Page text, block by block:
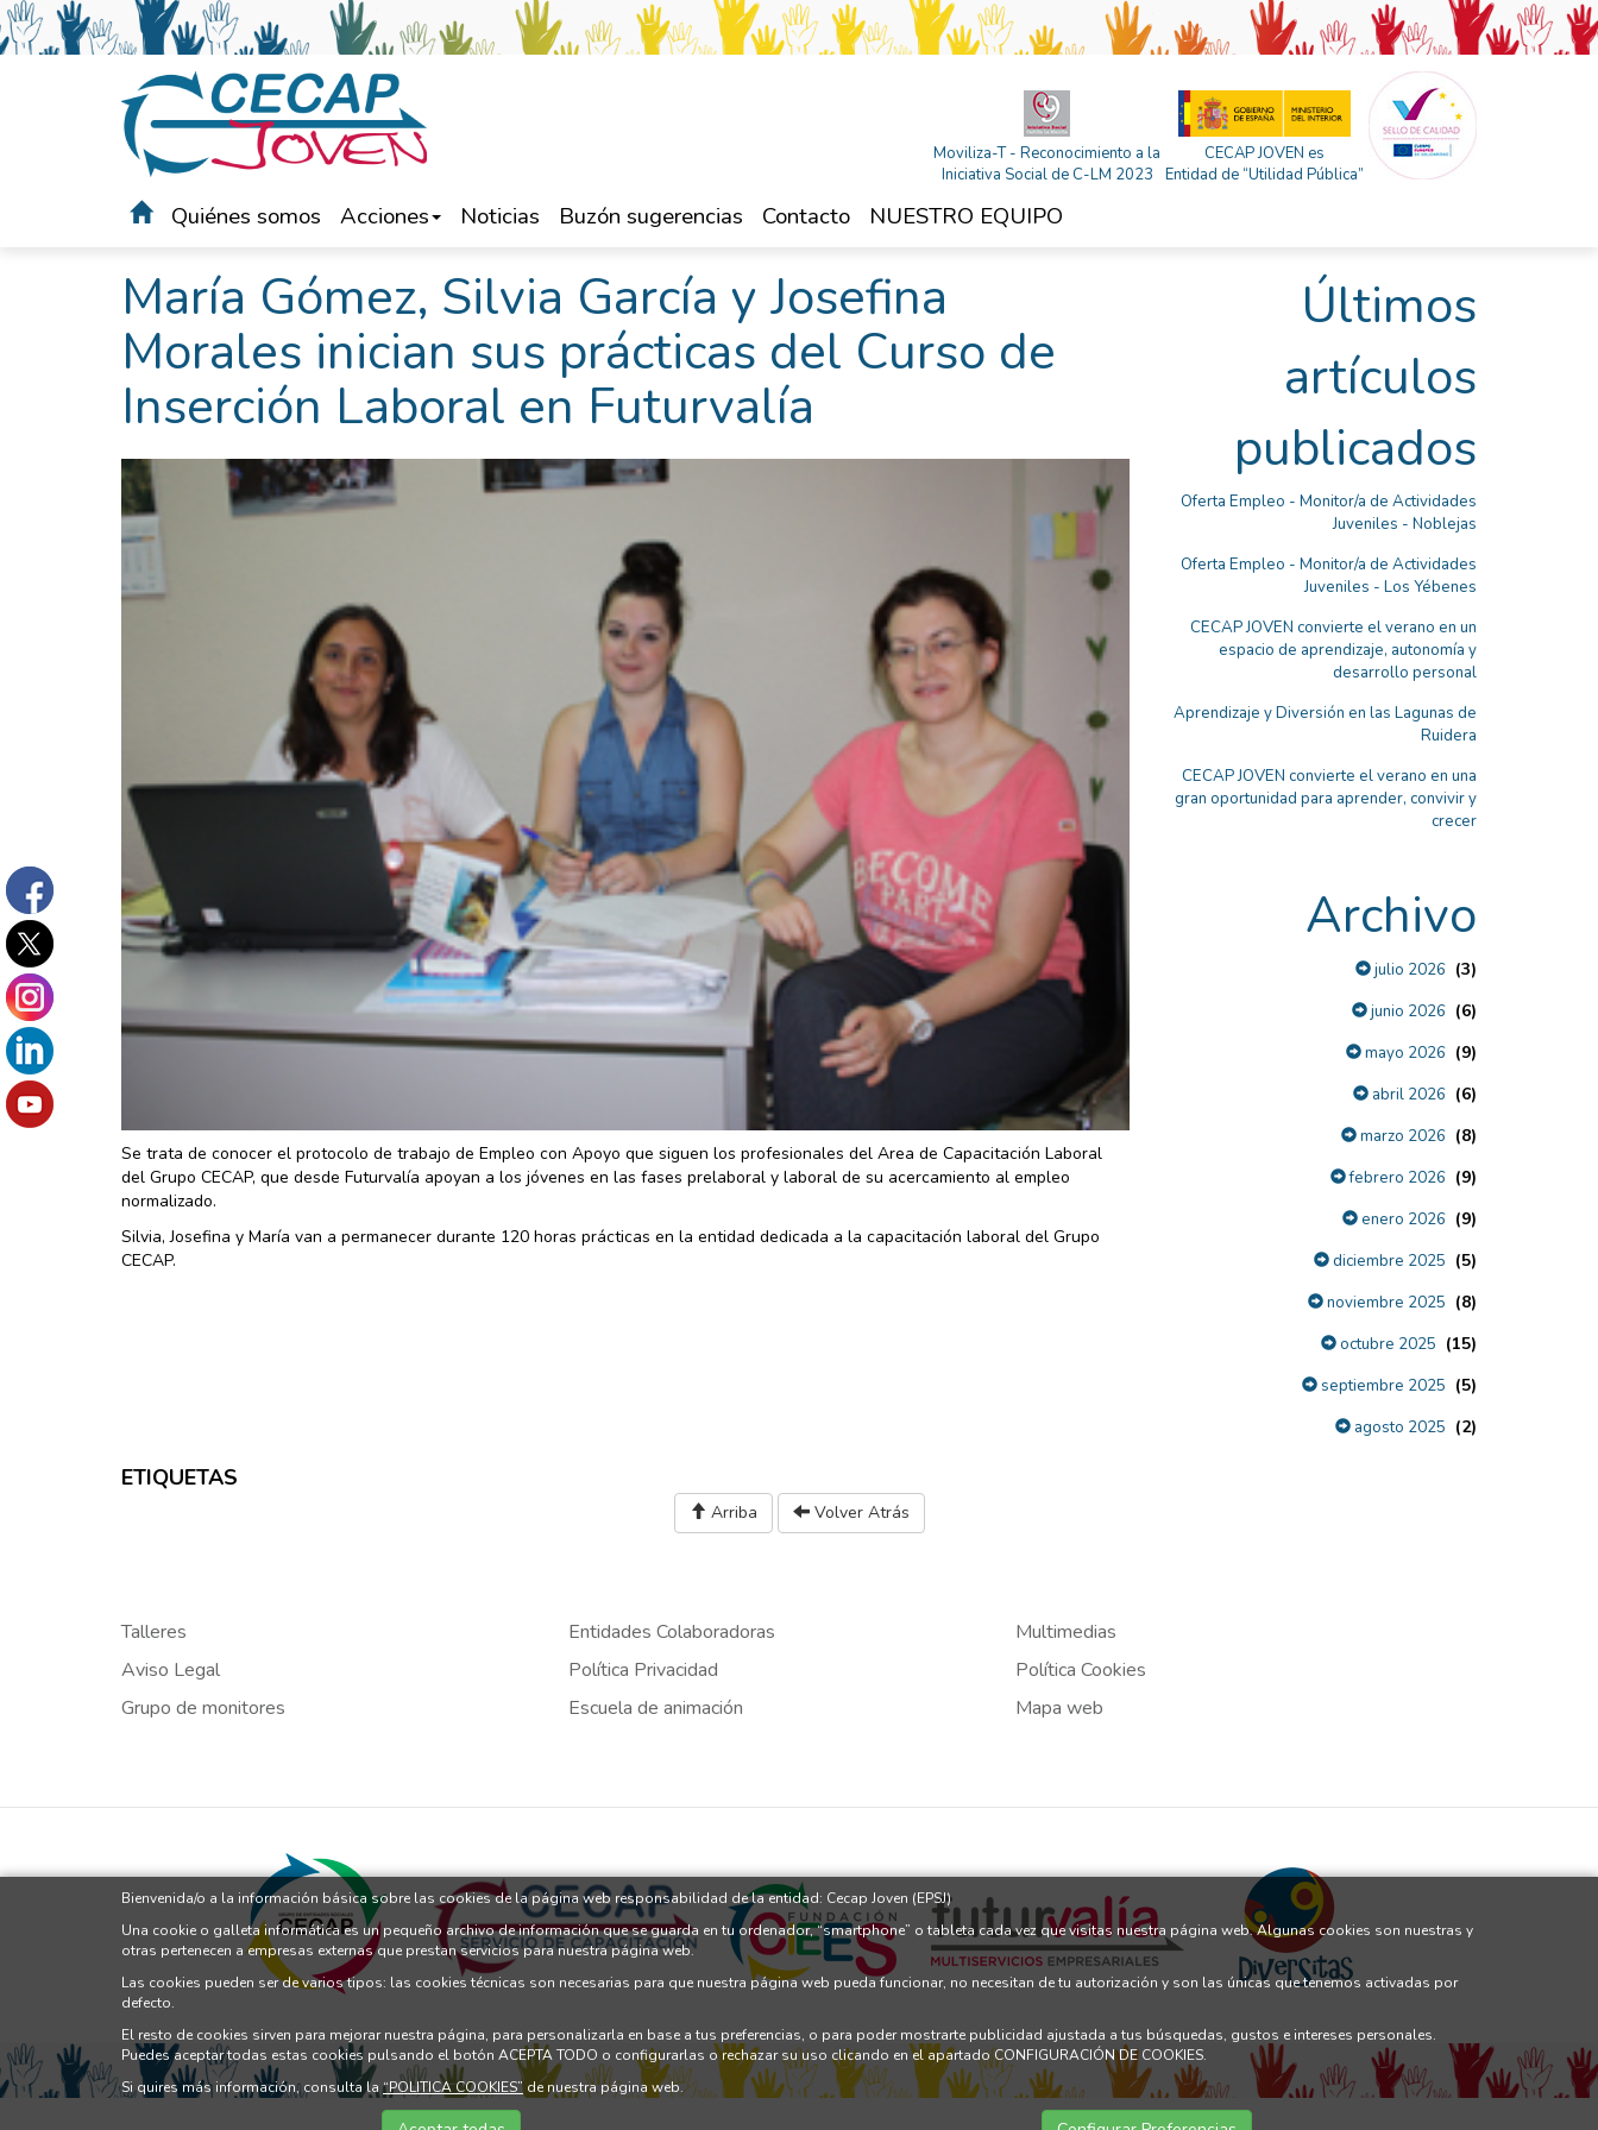
Moviliza-T - Reconocimiento a la
Iniciativa Social de C-LM 2023
CECAP JOVEN es
Entidad de “Utilidad Pública”
Quiénes somos Acciones Noticias Buzón sugerencias Contacto NUESTRO EQUIPO
María Gómez, Silvia García y Josefina
Morales inician sus prácticas del Curso de
Inserción Laboral en Futurvalía
Se trata de conocer el protocolo de trabajo de Empleo con Apoyo que siguen los profesionales del Area de Capacitación Laboral
del Grupo CECAP, que desde Futurvalía apoyan a los jóvenes en las fases prelaboral y laboral de su acercamiento al empleo
normalizado.
Silvia, Josefina y María van a permanecer durante 120 horas prácticas en la entidad dedicada a la capacitación laboral del Grupo
CECAP.
Últimos
artículos
publicados
Oferta Empleo - Monitor/a de Actividades
Juveniles - Noblejas
Oferta Empleo - Monitor/a de Actividades
Juveniles - Los Yébenes
CECAP JOVEN convierte el verano en un
espacio de aprendizaje, autonomía y
desarrollo personal
Aprendizaje y Diversión en las Lagunas de
Ruidera
CECAP JOVEN convierte el verano en una
gran oportunidad para aprender, convivir y
crecer
Archivo
julio 2026 (3)
junio 2026 (6)
mayo 2026 (9)
abril 2026 (6)
marzo 2026 (8)
febrero 2026 (9)
enero 2026 (9)
diciembre 2025 (5)
noviembre 2025 (8)
octubre 2025 (15)
septiembre 2025 (5)
agosto 2025 (2)
ETIQUETAS
Arriba Volver Atrás
Talleres Entidades Colaboradoras
Multimedias
Aviso Legal
Política Privacidad
Política Cookies
Grupo de monitores
Escuela de animación Mapa web
Bienvenida/o a la información básica sobre las cookies de la página web responsabilidad de la entidad: Cecap Joven (EPSJ)
Una cookie o galleta informática es un pequeño archivo de información que se guarda en tu ordenador, “smartphone” o tableta cada vez que visitas nuestra página web. Algunas cookies son nuestras y
otras pertenecen a empresas externas que prestan servicios para nuestra página web.
Las cookies pueden ser de varios tipos: las cookies técnicas son necesarias para que nuestra página web pueda funcionar, no necesitan de tu autorización y son las únicas que tenemos activadas por
defecto.
El resto de cookies sirven para mejorar nuestra página, para personalizarla en base a tus preferencias, o para poder mostrarte publicidad ajustada a tus búsquedas, gustos e intereses personales.
Puedes aceptar todas estas cookies pulsando el botón ACEPTA TODO o configurarlas o rechazar su uso clicando en el apartado CONFIGURACIÓN DE COOKIES.
Si quires más información, consulta la “POLITICA COOKIES” de nuestra página web.